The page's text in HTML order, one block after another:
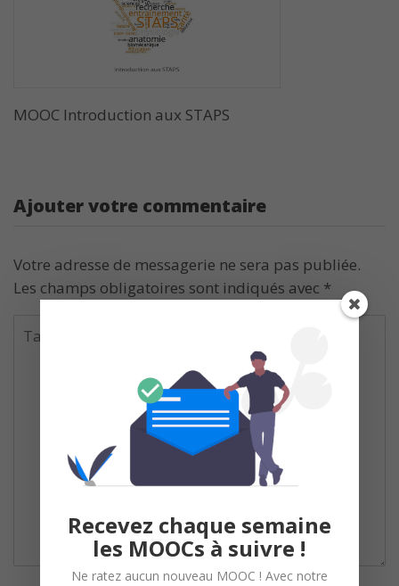
MOOC Introduction aux STAPS
Ajouter votre commentaire
Votre adresse de messagerie ne sera pas publiée.
Les champs obligatoires sont indiqués avec *
Recevez chaque semaine
les MOOCs à suivre !
Ne ratez aucun nouveau MOOC ! Avec notre